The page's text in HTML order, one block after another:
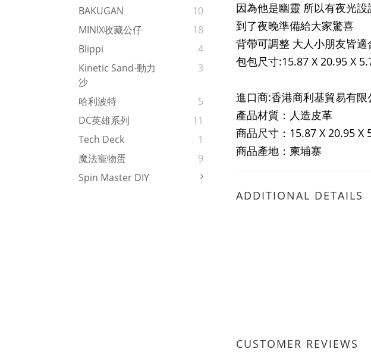
BAKUGAN
10
MINIX收藏公仔
18
Blippi
4
Kinetic Sand-動力
沙
3
哈利波特
5
DC英雄系列
11
Tech Deck
1
魔法寵物蛋
9
Spin Master DIY
因為他是幽靈 所以有夜光設
到了夜晚準備給大家驚喜
背帶可調整 大人小朋友皆適
包包尺寸:15.87 X 20.95 X
進口商:香港商利基貿易有限
產品材質：人造皮革
商品尺寸：15.87 X 20.95 X
商品產地：柬埔寨
ADDITIONAL DETAILS
CUSTOMER REVIEWS